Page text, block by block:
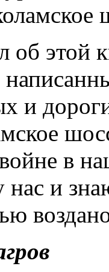
об
и
в
и